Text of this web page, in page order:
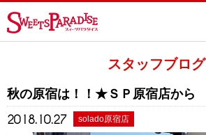
スタッフブログ
秋の原宿は！！★ＳＰ原宿店から
2018.10.27 solado原宿店